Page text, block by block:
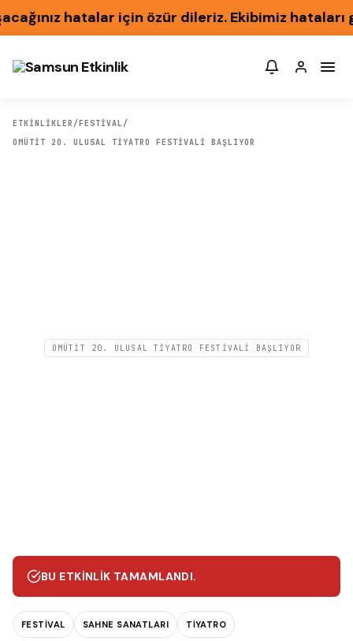
hatalar için özür dileriz. Ekibimiz hataları
ETKİNLİKLER /FESTIVAL /
OMÜTİT 20. ULUSAL TİYATRO FESTİVALİ BAŞLIYOR
OMÜTİT 20. ULUSAL TİYATRO FESTİVALİ BAŞLIYOR
BU ETKINLIK TAMAMLANDI.
FESTIVAL SAHNE SANATLARI TIYATRO